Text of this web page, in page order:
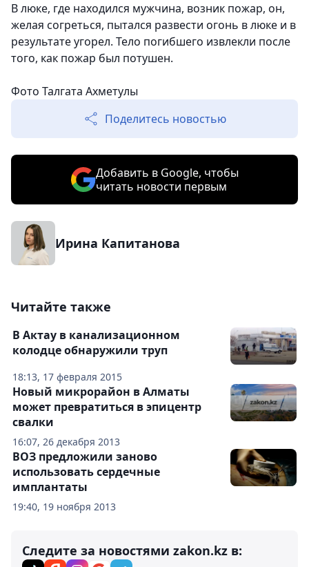
В люке, где находился мужчина, возник пожар, он,
желая согреться, пытался развести огонь в люке и в
результате угорел. Тело погибшего извлекли после
того, как пожар был потушен.
Фото Талгата Ахметулы
Поделитесь новостью
Добавить в Google, чтобы
читать новости первым
Ирина Капитанова
Читайте также
18:13, 17 февраля 2015
В Актау в канализационном
колодце обнаружили труп
16:07, 26 декабря 2013
Новый микрорайон в Алматы
может превратиться в эпицентр
свалки
19:40, 19 ноября 2013
ВОЗ предложили заново
использовать сердечные
имплантаты
Следите за новостями zakon.kz в: